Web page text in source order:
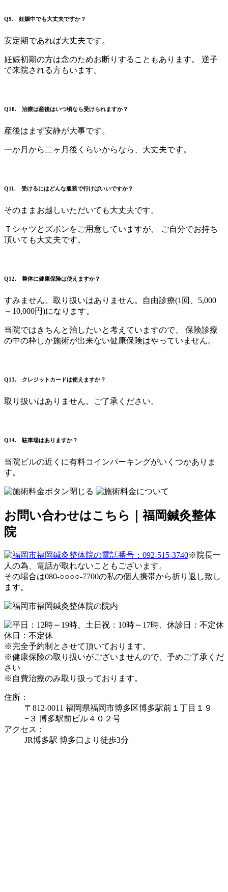
Q9. 妊娠中でも大丈夫ですか？
安定期であれば大丈夫です。
妊娠初期の方は念のためお断りすることもあります。 逆子
で来院される方もいます。
Q10. 治療は産後はいつ頃なら受けられますか？
産後はまず安静が大事です。
一か月から二ヶ月後くらいからなら、大丈夫です。
Q11. 受けるにはどんな服装で行けばいいですか？
そのままお越しいただいても大丈夫です。
Ｔシャツとズボンをご用意していますが、 ご自分でお持ち
頂いても大丈夫です。
Q12. 整体に健康保険は使えますか？
すみません。取り扱いはありません。自由診療(1回、5,000
～10,000円)になります。
当院ではきちんと治したいと考えていますので、 保険診療
の中の枠しか施術が出来ない健康保険はやっていません。
Q13. クレジットカードは使えますか？
取り扱いはありません。ご了承ください。
Q14. 駐車場はありますか？
当院ビルの近くに有料コインパーキングがいくつかありま
す。
お問い合わせはこちら｜福岡鍼灸整体
院
※院長一
人の為、電話が取れないこともございます。
その場合は080-○○○○-7700の私の個人携帯から折り返し致し
ます。
休日：不定休
※完全予約制とさせて頂いております。
※健康保険の取り扱いがございませんので、予めご了承くだ
さい
※自費治療のみ取り扱っております。
住所：
〒812-0011 福岡県福岡市博多区博多駅前１丁目１９
−３ 博多駅前ビル４０２号
アクセス：
JR博多駅 博多口より徒歩3分